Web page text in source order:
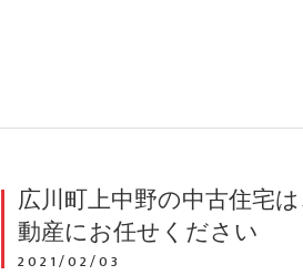
広川町上中野の中古住宅
動産にお任せください
2021/02/03